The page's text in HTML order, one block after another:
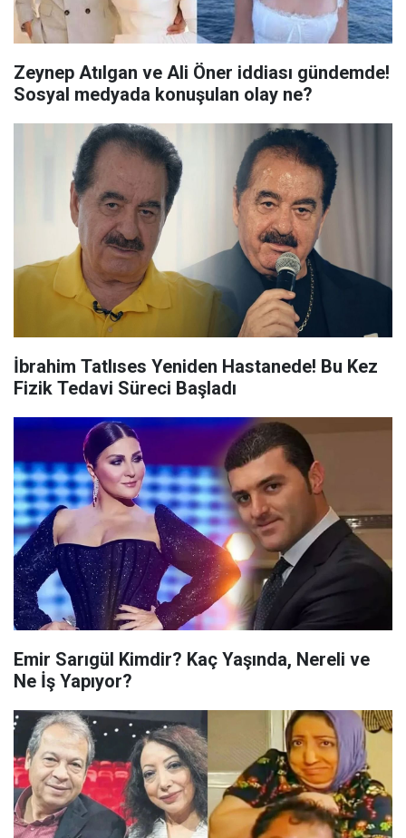
Zeynep Atılgan ve Ali Öner iddiası gündemde!
Sosyal medyada konuşulan olay ne?
İbrahim Tatlıses Yeniden Hastanede! Bu Kez
Fizik Tedavi Süreci Başladı
Emir Sarıgül Kimdir? Kaç Yaşında, Nereli ve
Ne İş Yapıyor?